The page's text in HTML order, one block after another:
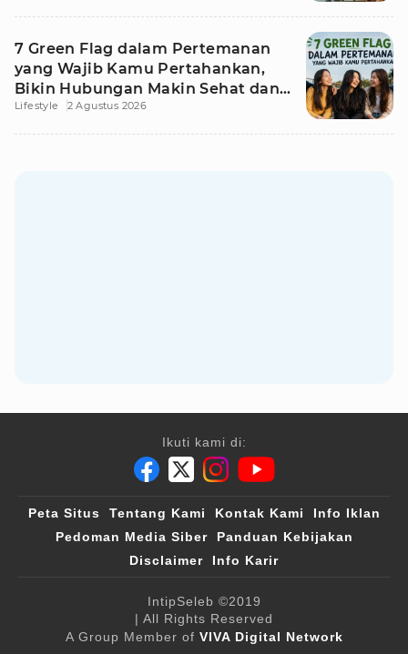
7 Green Flag dalam Pertemanan
yang Wajib Kamu Pertahankan,
Bikin Hubungan Makin Sehat dan
Awet
Lifestyle 2 Agustus 2026
Ikuti kami di:
Peta Situs Tentang Kami Kontak Kami
Info Iklan
Pedoman Media Siber
Panduan Kebijakan
Disclaimer
Info Karir
IntipSeleb ©2019
| All Rights Reserved
A Group Member of VIVA Digital Network